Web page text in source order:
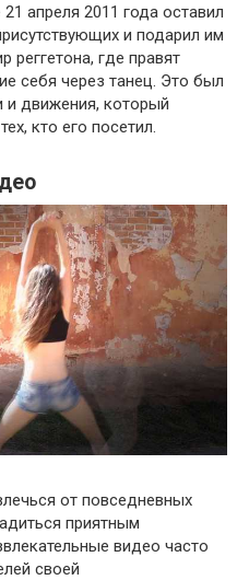
апреля 2011 года оставил
и подарил им
реггетона, где правят
себя через танец. Это был
и движения, который
кто его посетил.
от повседневных
приятным
видео часто
своей